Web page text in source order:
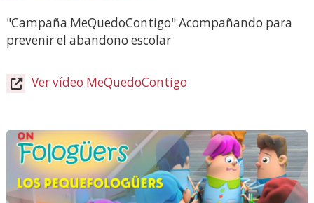
"Campaña MeQuedoContigo" Acompañando para
prevenir el abandono escolar
Ver vídeo MeQuedoContigo
ventana)